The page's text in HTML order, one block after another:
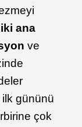
iki ana
ve
ilk gününü
çok